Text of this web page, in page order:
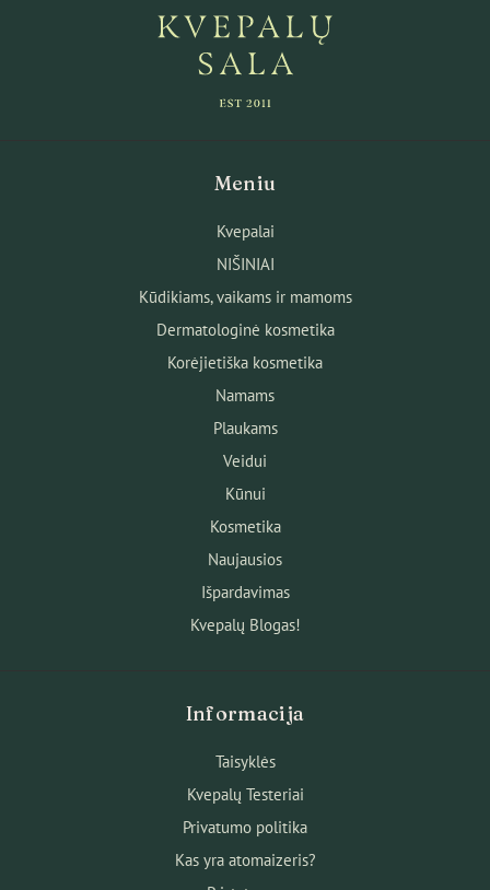
Meniu
Kvepalai
NIŠINIAI
Kūdikiams, vaikams ir mamoms
Dermatologinė kosmetika
Korėjietiška kosmetika
Namams
Plaukams
Veidui
Kūnui
Kosmetika
Naujausios
Išpardavimas
Kvepalų Blogas!
Informacija
Taisyklės
Kvepalų Testeriai
Privatumo politika
Kas yra atomaizeris?